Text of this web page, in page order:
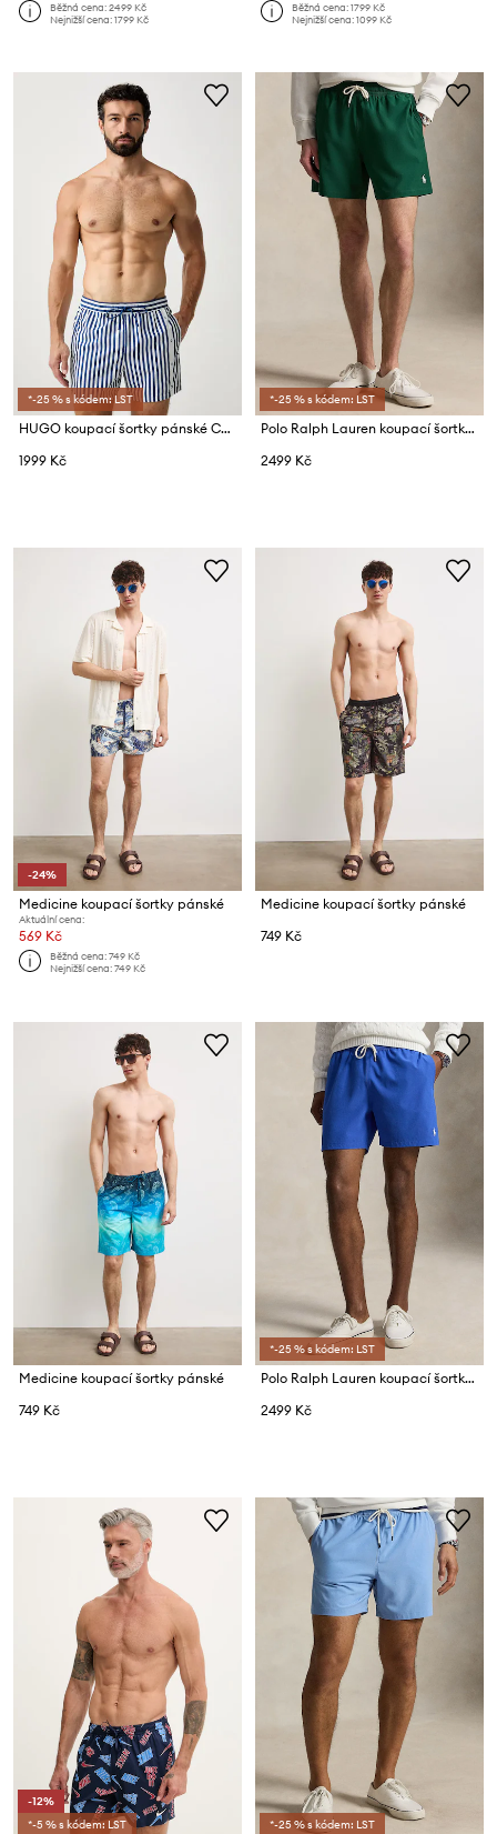
Běžná cena:2499 Kč
Nejnižší cena:1799 Kč
Běžná cena:1799 Kč
Nejnižší cena:1099 Kč
*-25 % s kódem: LST
HUGO koupací šortky pánské COASTA_Swim short
1999 Kč
*-25 % s kódem: LST
Polo Ralph Lauren koupací šortky pánské
2499 Kč
-24%
Medicine koupací šortky pánské
Aktuální cena:
569 Kč
Běžná cena:749 Kč
Nejnižší cena:749 Kč
Medicine koupací šortky pánské
749 Kč
Medicine koupací šortky pánské
749 Kč
*-25 % s kódem: LST
Polo Ralph Lauren koupací šortky pánské
2499 Kč
-12%
*-5 % s kódem: LST
*-25 % s kódem: LST